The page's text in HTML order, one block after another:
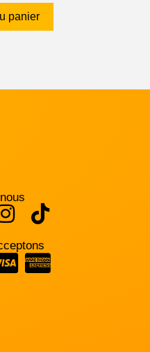
panier